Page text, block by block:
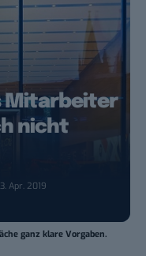
Mitarbeiter
nicht
Apr. 2019
ganz klare Vorgaben.